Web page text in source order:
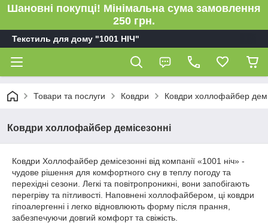
Шановні покупці! Мінімальна сума замовлення
250 грн.
Текстиль для дому "1001 НІЧ"
Товари та послуги Ковдри Ковдри холлофайбер
Ковдри холлофайбер демісезонні
Ковдри Холлофайбер демісезонні від компанії «1001 ніч» -
чудове рішення для комфортного сну в теплу погоду та
перехідні сезони. Легкі та повітропроникні, вони запобігають
перегріву та пітливості. Наповнені холлофайбером, ці ковдри
гіпоалергенні і легко відновлюють форму після прання,
забезпечуючи довгий комфорт та свіжість.